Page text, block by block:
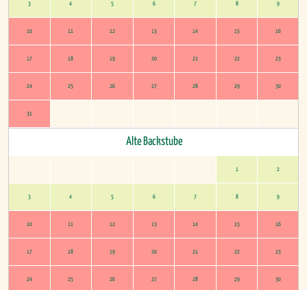
3 4 5 6 7 8 9
10 11 12 13 14 15 16
17 18 19 20 21 22 23
24 25 26 27 28 29 30
31
Alte Backstube
1 2
3 4 5 6 7 8 9
10 11 12 13 14 15 16
17 18 19 20 21 22 23
24 25 26 27 28 29 30